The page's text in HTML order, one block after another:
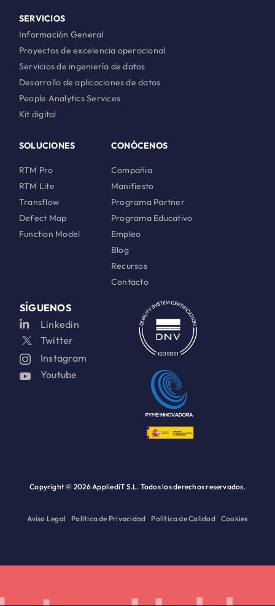
SERVICIOS
Información General
Proyectos de excelencia operacional
Servicios de ingeniería de datos
Desarrollo de aplicaciones de datos
People Analytics Services
Kit digital
SOLUCIONES
RTM Pro
RTM Lite
Transflow
Defect Map
Function Model
CONÓCENOS
Compañia
Manifiesto
Programa Partner
Programa Educativo
Empleo
Blog
Recursos
Contacto
SÍGUENOS
Linkedin
Twitter
Instagram
Youtube
Copyright © 2026 AppliediT S.L. Todos los derechos reservados.
Aviso Legal Política de Privacidad Política de Calidad Cookies